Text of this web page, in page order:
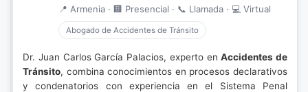
📍 Armenia · 🏢 Presencial · 📞 Llamada · 💻 Virtual
Abogado de Accidentes de Tránsito
Dr. Juan Carlos García Palacios, experto enAccidentes de
Tránsito, combina conocimientos en procesos declarativos
y condenatorios con experiencia en el Sistema Penal